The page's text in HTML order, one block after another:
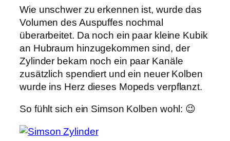
Wie unschwer zu erkennen ist, wurde das
Volumen des Auspuffes nochmal
überarbeitet. Da noch ein paar kleine Kubik
an Hubraum hinzugekommen sind, der
Zylinder bekam noch ein paar Kanäle
zusätzlich spendiert und ein neuer Kolben
wurde ins Herz dieses Mopeds verpflanzt.
So fühlt sich ein Simson Kolben wohl: 😉